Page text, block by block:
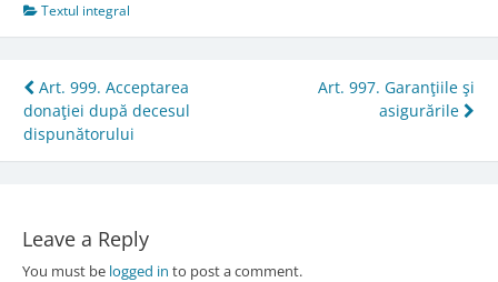
Textul integral
Post
navigation
Art. 999. Acceptarea
donaţiei după decesul
dispunătorului
Art. 997. Garanţiile şi
asigurările
Leave a Reply
You must be logged in to post a comment.